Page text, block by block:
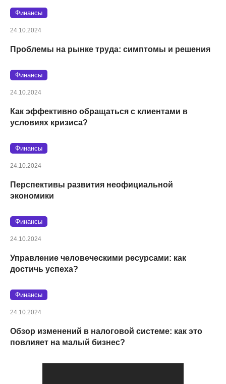
Финансы
24.10.2024
Проблемы на рынке труда: симптомы и решения
Финансы
24.10.2024
Как эффективно обращаться с клиентами в
условиях кризиса?
Финансы
24.10.2024
Перспективы развития неофициальной
экономики
Финансы
24.10.2024
Управление человеческими ресурсами: как
достичь успеха?
Финансы
24.10.2024
Обзор изменений в налоговой системе: как это
повлияет на малый бизнес?